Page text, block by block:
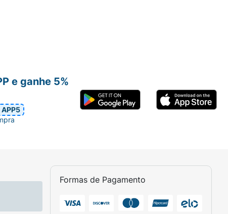
Formas de Pagamento
e ganhe 5%
APP5